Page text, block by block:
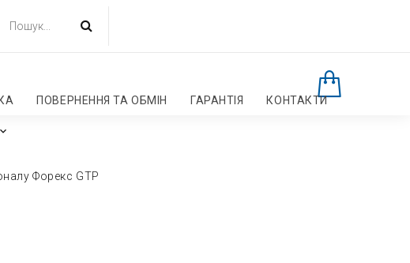
ПОВЕРНЕННЯ ТА ОБМІН ГАРАНТІЯ КОНТАКТИ
Форекс GTP